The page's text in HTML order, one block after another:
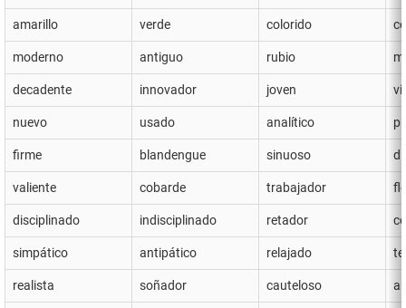
amarillo verde colorido
moderno antiguo rubio
decadente innovador joven
nuevo usado analítico
firme blandengue sinuoso
valiente cobarde trabajador
disciplinado indisciplinado retador
simpático antipático relajado
realista soñador cauteloso